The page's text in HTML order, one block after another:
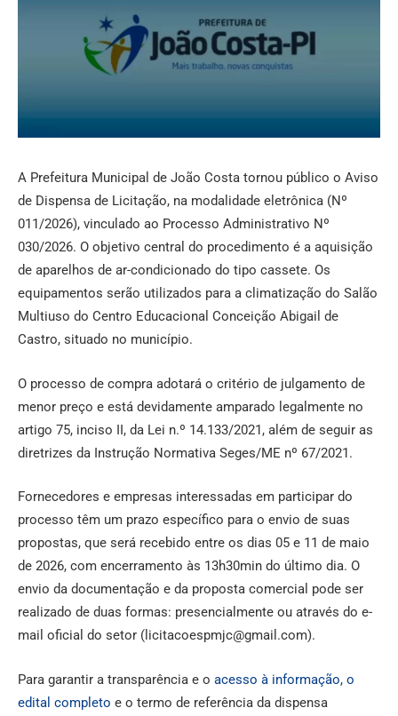
A Prefeitura Municipal de João Costa tornou público o Aviso
de Dispensa de Licitação, na modalidade eletrônica (Nº
011/2026), vinculado ao Processo Administrativo Nº
030/2026. O objetivo central do procedimento é a aquisição
de aparelhos de ar-condicionado do tipo cassete. Os
equipamentos serão utilizados para a climatização do Salão
Multiuso do Centro Educacional Conceição Abigail de
Castro, situado no município.
O processo de compra adotará o critério de julgamento de
menor preço e está devidamente amparado legalmente no
artigo 75, inciso II, da Lei n.º 14.133/2021, além de seguir as
diretrizes da Instrução Normativa Seges/ME nº 67/2021.
Fornecedores e empresas interessadas em participar do
processo têm um prazo específico para o envio de suas
propostas, que será recebido entre os dias 05 e 11 de maio
de 2026, com encerramento às 13h30min do último dia. O
envio da documentação e da proposta comercial pode ser
realizado de duas formas: presencialmente ou através do e-
mail oficial do setor (licitacoespmjc@gmail.com).
Para garantir a transparência e o acesso à informação, o
edital completo e o termo de referência da dispensa